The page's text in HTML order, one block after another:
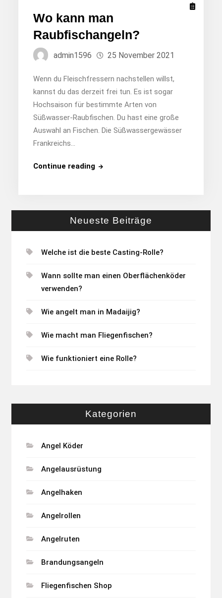
Wo kann man
Raubfischangeln?
admin1596 25 November 2021
Wenn du Fleischfressern nachstellen willst,
kannst du das derzeit frei tun. Es ist sogar
Hochsaison für bestimmte Arten von
Süßwasser-Raubfischen. Du hast eine große
Auswahl an Fischen. Die Süßwassergewässer
Frankreichs…
Continue readingWo
Neueste Beiträge
Welche ist die beste Casting-Rolle?
Wann sollte man einen Oberflächenköder
verwenden?
Wie angelt man in Madaijig?
Wie macht man Fliegenfischen?
Wie funktioniert eine Rolle?
Kategorien
Angel Köder
Angelausrüstung
Angelhaken
Angelrollen
Angelruten
Brandungsangeln
Fliegenfischen Shop